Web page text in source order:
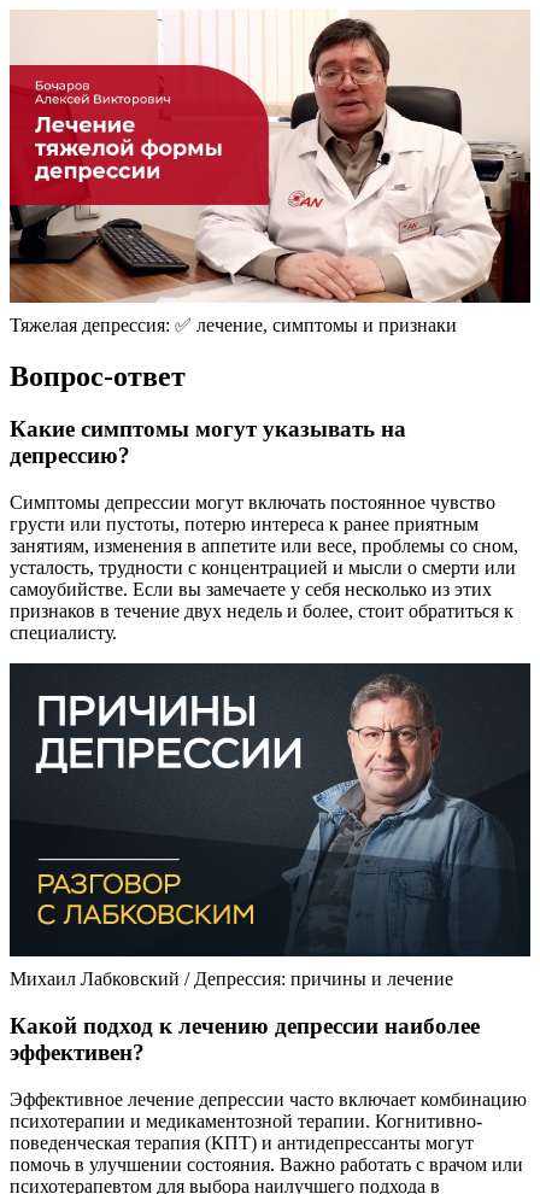
Тяжелая депрессия: ✅ лечение, симптомы и признаки
Вопрос-ответ
Какие симптомы могут указывать на
депрессию?
Симптомы депрессии могут включать постоянное чувство
грусти или пустоты, потерю интереса к ранее приятным
занятиям, изменения в аппетите или весе, проблемы со сном,
усталость, трудности с концентрацией и мысли о смерти или
самоубийстве. Если вы замечаете у себя несколько из этих
признаков в течение двух недель и более, стоит обратиться к
специалисту.
Михаил Лабковский / Депрессия: причины и лечение
Какой подход к лечению депрессии наиболее
эффективен?
Эффективное лечение депрессии часто включает комбинацию
психотерапии и медикаментозной терапии. Когнитивно-
поведенческая терапия (КПТ) и антидепрессанты могут
помочь в улучшении состояния. Важно работать с врачом или
психотерапевтом для выбора наилучшего подхода в